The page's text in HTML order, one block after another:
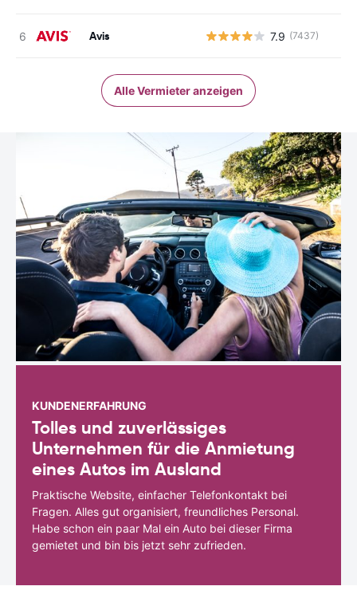
Avis 7.9 (7437)
Alle Vermieter anzeigen
KUNDENERFAHRUNG
Tolles und zuverlässiges
Unternehmen für die Anmietung
eines Autos im Ausland
Praktische Website, einfacher Telefonkontakt bei
Fragen. Alles gut organisiert, freundliches Personal.
Habe schon ein paar Mal ein Auto bei dieser Firma
gemietet und bin bis jetzt sehr zufrieden.